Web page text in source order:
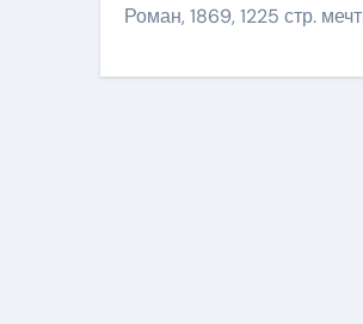
Роман, 1869, 1225 стр.